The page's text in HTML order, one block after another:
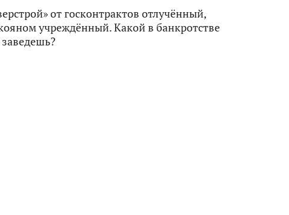
от госконтрактов отлучённый,
учреждённый. Какой в банкротстве